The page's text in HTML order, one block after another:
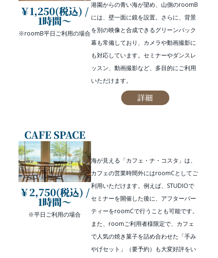
￥1,250(税込) /
1時間〜
※roomB平日ご利用の場合
港園からの青い海が望め、山側のroomB
には、壁一面に鏡を設置。さらに、背景
を別の映像と合成できるグリーンバック
幕も常備しており、カメラや動画撮影に
も対応しています。セミナーやダンスレ
ッスン、動画撮影など、多目的にご利用
いただけます。
詳細
CAFE SPACE
￥2,750(税込) /
1時間〜
※平日ご利用の場合
海が見える「カフェ・ナ・コスタ」は、
カフェの営業時間外にはroomCとしてご
利用いただけます。例えば、STUDIOで
セミナーを開催した後に、アフターパー
ティーをroomCで行うことも可能です。
また、roomご利用者様限定で、カフェ
で人気の焼き菓子を詰め合わせた「手み
やげセット」（要予約）も大変好評をい